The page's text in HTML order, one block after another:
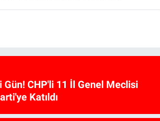
CHP'li 11 İl Genel Meclisi
Katıldı